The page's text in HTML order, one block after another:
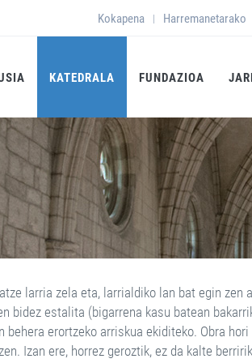
Kokapena | Harremanetarako
KATEDRALA FUNDAZIOA
larria zela eta, larrialdiko lan bat egin zen
bidez estalita (bigarrena kasu batean
behera erortzeko arriskua ekiditeko. Obra
Izan ere, horrez geroztik, ez da kalte